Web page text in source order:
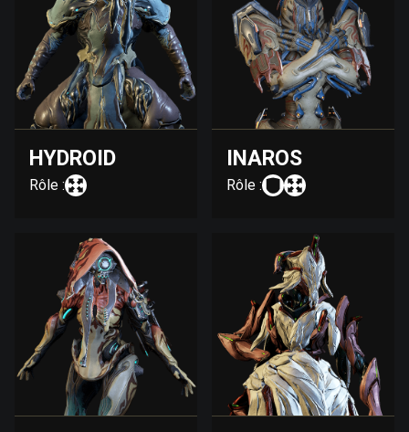
HYDROID
Rôle :
INAROS
Rôle :